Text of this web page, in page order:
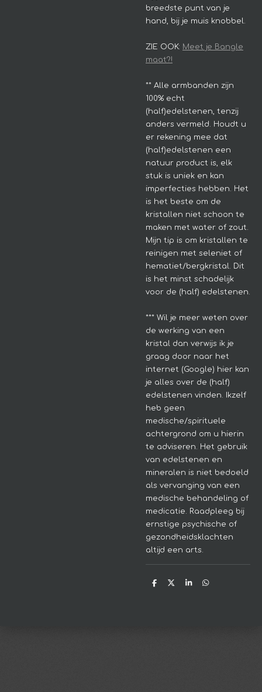
breedste punt van je
hand, bij je muis knobbel.
ZIE OOK: Meet je Bangle
maat?!
** Alle armbanden zijn
100% echt
(half)edelstenen, tenzij
anders vermeld. Houdt u
er rekening mee dat
(half)edelstenen een
natuur product is, elk
stuk is uniek en kan
imperfecties hebben.
Het
is het beste om de
kristallen niet schoon te
maken met water of zout.
Mijn tip is om kristallen te
reinigen met seleniet of
hematiet/bergkristal. Dit
is het minst schadelijk
voor de (half) edelstenen.
*** Wil je meer weten over
de werking van een
kristal dan verwijs ik je
graag door naar het
internet (Google) hier kan
je alles over de (half)
edelstenen vinden. Ikzelf
heb geen
medische/spirituele
achtergrond om u hierin
te adviseren.
Het gebruik
van edelstenen en
mineralen is niet bedoeld
als vervanging van een
medische behandeling of
medicatie. Raadpleeg bij
ernstige psychische of
gezondheidsklachten
altijd een arts.
D
D
S
D